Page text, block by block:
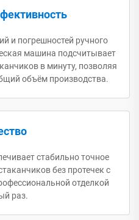
и погрешностей ручного
машина подсчитывает
в минуту, позволяя
объём производства.
стабильно точное
без протечек с
отделкой
раз.